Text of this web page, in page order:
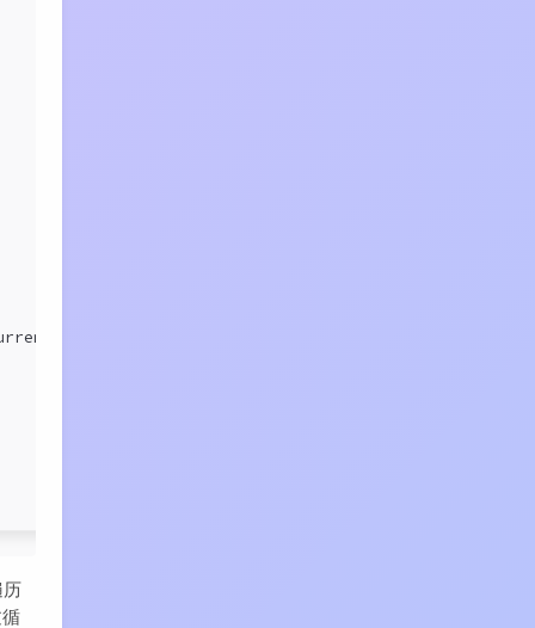
- marked)+